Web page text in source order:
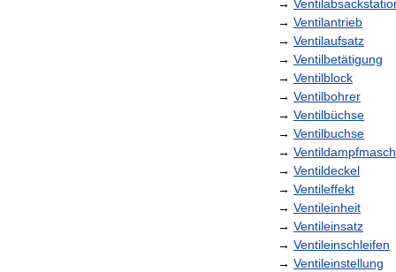
→
→ Ventilantrieb
→ Ventilaufsatz
→ Ventilbetätigung
→ Ventilblock
→ Ventilbohrer
→ Ventilbüchse
→ Ventilbuchse
→
→ Ventildeckel
→ Ventileffekt
→ Ventileinheit
→ Ventileinsatz
→ Ventileinschleifen
→ Ventileinstellung